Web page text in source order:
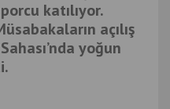
katılıyor.
açılış
yoğun